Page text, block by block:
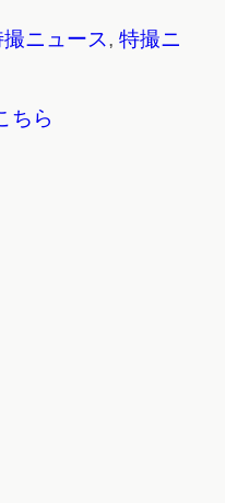
ニュース, 特撮ニ
ちら